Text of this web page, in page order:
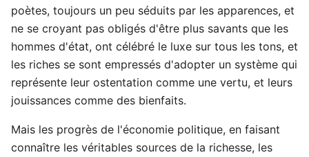
poètes, toujours un peu séduits par les apparences, et
ne se croyant pas obligés d'être plus savants que les
hommes d'état, ont célébré le luxe sur tous les tons, et
les riches se sont empressés d'adopter un système qui
représente leur ostentation comme une vertu, et leurs
jouissances comme des bienfaits.
Mais les progrès de l'économie politique, en faisant
connaître les véritables sources de la richesse, les